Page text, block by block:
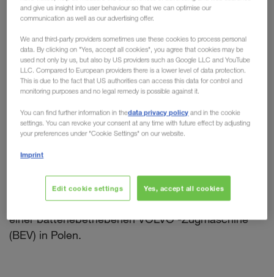
Woche Praxistest
Bei PKWs ist der Elektromotor mittlerweile mehr als
nur eine Alternative. Doch wie sieht das bei LKWs
aus? Trotz hoher Anschaffungskosten, geringer
Reichweiten und hohem Eigengewicht wird der
Technologie eine vielversprechende Zukunft im
Gütertransport vorhergesagt. Als Vorreiter
alternativer Transportmöglichkeiten wie dem
Kombinierten Verkehr beschäftigt sich
Treibstoffen und Antrieben. Die Folge sind diverse
Tests wie die kürzlich durchgeführte Testwoche mit
einer batteriebetriebenen VOLVO -Zugmaschine
(BEV) in Polen.
and give us insight into user behaviour so that we can optimise our
communication as well as our advertising offer.
We and third-party providers sometimes use these cookies to process personal
data. By clicking on "Yes, accept all cookies", you agree that cookies may be
used not only by us, but also by US providers such as Google LLC and YouTube
LLC. Compared to European providers there is a lower level of data protection.
This is due to the fact that US authorities can access this data for control and
monitoring purposes and no legal remedy is possible against it.
You can find further information in thedata privacy policy and in the cookie
settings. You can revoke your consent at any time with future effect by adjusting
your preferences under "Cookie Settings" on our website.
Imprint
Edit cookie settings Yes, accept all cookies